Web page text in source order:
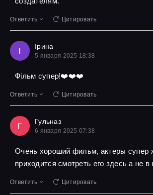
Ответить Цитировать
І Ірина
5 января 2025 18:38
Фільм супер!❤️❤️❤️
Ответить Цитировать
Г Гульназ
6 января 2025 07:38
Очень хороший фильм, актеры супер
приходится смотреть его здесь а не в
Ответить Цитировать